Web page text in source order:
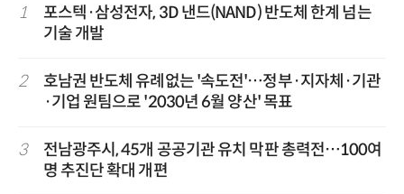
1
포스텍·삼성전자, 3D 낸드(NAND) 반도체 한계 넘는
기술 개발
2
호남권 반도체 유례없는 '속도전'…정부·지자체·기관
·기업 원팀으로 '2030년 6월 양산' 목표
3
전남광주시, 45개 공공기관 유치 막판 총력전…100여
명 추진단 확대 개편